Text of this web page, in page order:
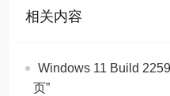
相关内容
Windows 11 Build
页”